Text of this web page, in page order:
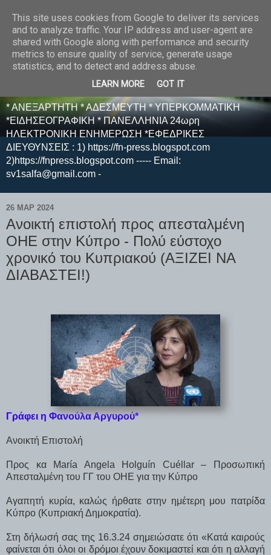
E F E N P R E S S -
ΗΛΕΚΤΡΟΝΙΚΗ
ΕΦΗΜΕΡΙΔΑ
* ΑΝΕΞΑΡΤΗΤΗ * ΑΔΕΣΜΕΥΤΗ * ΥΠΕΡΚΟΜΜΑΤΙΚΗ
*ΕΙΔΗΣΕΟΓΡΑΦΙΚΗ * ΠΑΝΕΛΛΗΝΙΑ 24ωρη
ΗΛΕΚΤΡΟΝΙΚΗ ΕΝΗΜΕΡΩΣΗ *ΕΦΕΔΡΙΚΕΣ
ΔΙΕΥΘΥΝΣΕΙΣ : 1) https://fn-press.blogspot.com
2)https://fnpress.blogspot.com ----- Email:
sv1salfa@gmail.com -
26 ΜΑΡ 2024
Ανοικτή επιστολή προς απεσταλμένη
ΟΗΕ στην Κύπρο - Πολύ εύστοχο
χρονικό του Κυπριακού (ΑΞΙΖΕΙ ΝΑ
ΔΙΑΒΑΣΤΕΙ!)
Γράφει η Φανούλα Αργυρού*
Ανοικτή Επιστολή
Προς κα María Angela Holguín Cuéllar – Προσωπική
Απεσταλμένη του ΓΓ του ΟΗΕ για την Κύπρο
Αγαπητή κυρία, καλώς ήρθατε στην ημέτερη μου πατρίδα
Κύπρο (Κυπριακή Δημοκρατία).
Στη δήλωσή σας της 16.3.24 σημειώσατε ότι «Κατά καιρούς
φαίνεται ότι όλοι οι δρόμοι έχουν δοκιμαστεί και ότι η αλλαγή
This site uses cookies from Google to deliver its services
and to analyze traffic. Your IP address and user-agent are
shared with Google along with performance and security
metrics to ensure quality of service, generate usage
statistics, and to detect and address abuse.
LEARN MORE GOT IT